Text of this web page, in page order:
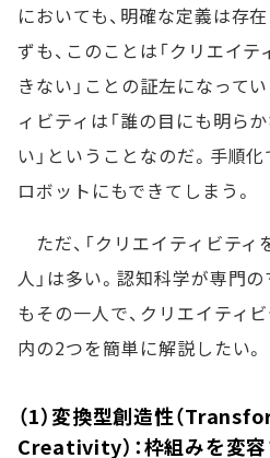
においても、明確な定義は存
ずも、このことは「クリエイ
きない」ことの証左になって
ィビティは「誰の目にも明ら
い」ということなのだ。手順
ロボットにもできてしまう。
ただ、「クリエイティビテ
人」は多い。認知科学が専門
もその一人で、クリエイティ
内の2つを簡単に解説したい。
（1）変換型創造性（
Creativity）：枠組みを変